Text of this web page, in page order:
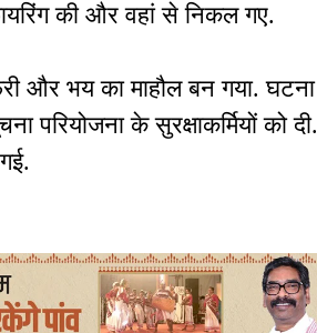
की और वहां से निकल गए.
और भय का माहौल बन गया. घटना
के सुरक्षाकर्मियों को दी.